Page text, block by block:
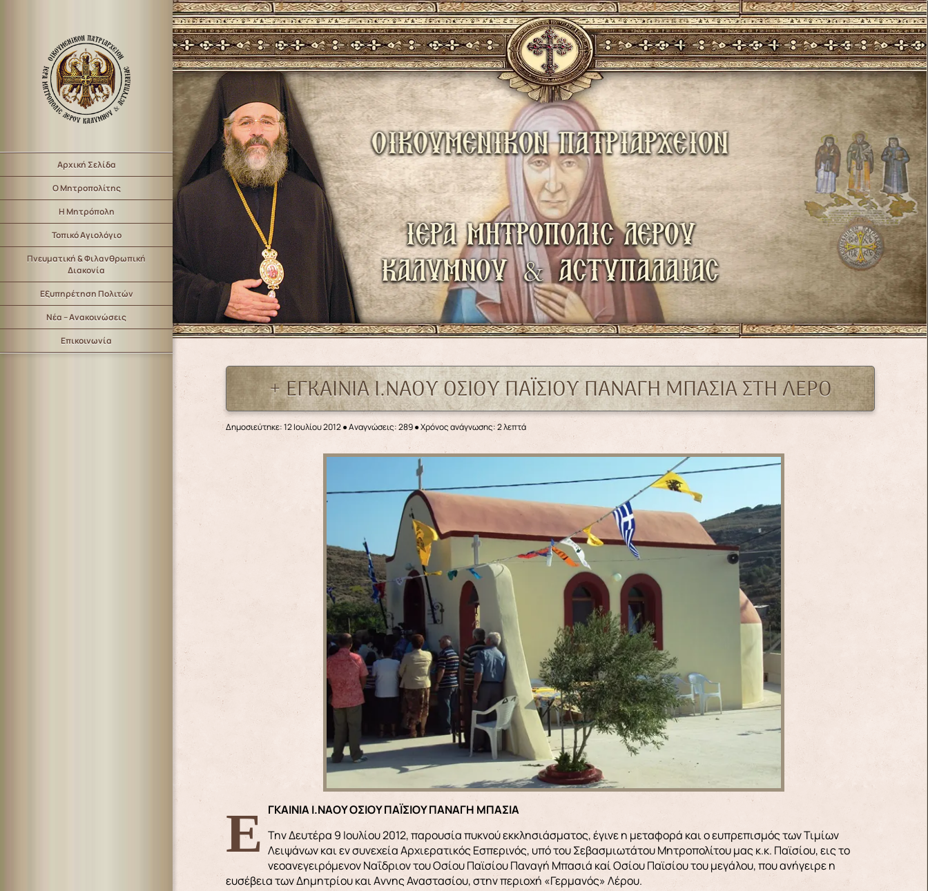
Αρχική Σελίδα
Ο Μητροπολίτης
Η Μητρόπολη
Τοπικό Αγιολόγιο
Πνευματική & Φιλανθρωπική
Διακονία
Εξυπηρέτηση Πολιτών
Νέα – Ανακοινώσεις
Επικοινωνία
+ ΕΓΚΑΙΝΙΑ Ι.ΝΑΟΥ ΟΣΙΟΥ ΠΑΪΣΙΟΥ ΠΑΝΑΓΗ ΜΠΑΣΙΑ ΣΤΗ ΛΕΡΟ
Δημοσιεύτηκε: 12 Ιουλίου 2012●Αναγνώσεις: 289● Χρόνος ανάγνωσης: 2 λεπτά
ΕΓΚΑΙΝΙΑ Ι.ΝΑΟΥ ΟΣΙΟΥ ΠΑΪΣΙΟΥ ΠΑΝΑΓΗ ΜΠΑΣΙΑ
Την Δευτέρα 9 Ιουλίου 2012, παρουσία πυκνού εκκλησιάσματος, έγινε η μεταφορά και ο ευπρεπισμός των Τιμίων
Λειψάνων και εν συνεχεία Αρχιερατικός Εσπερινός, υπό του Σεβασμιωτάτου Μητροπολίτου μας κ.κ. Παϊσίου, εις το
νεοανεγειρόμενον Ναΐδριον του Οσίου Παϊσίου Παναγή Μπασιά καί Οσίου Παϊσίου του μεγάλου, που ανήγειρε η
ευσέβεια των Δημητρίου και Aννης Αναστασίου, στην περιοχή «Γερμανός» Λέρου.